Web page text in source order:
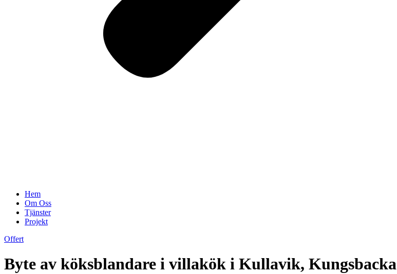
Hem
Om Oss
Tjänster
Projekt
Offert
Byte av köksblandare i villakök i Kullavik, Kungsbacka